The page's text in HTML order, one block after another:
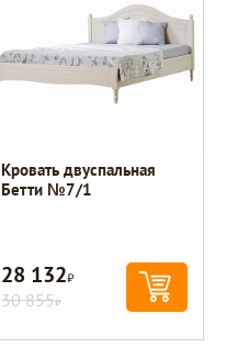
Кровать двуспальная
Бетти №7/1
28 132Р
30 855Р